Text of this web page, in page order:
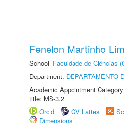
Fenelon Martinho
School: Faculdade de Ciências
Department: DEPARTAMENTO
Academic Appointment
title: MS-3.2
Orcid
CV Lattes
Dimensions